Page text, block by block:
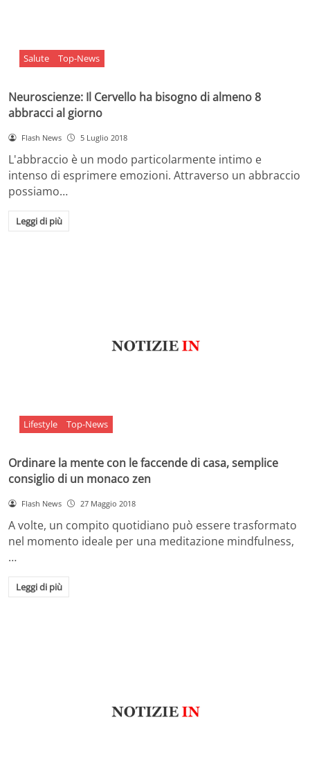
Salute Top-News
Neuroscienze: Il Cervello ha bisogno di almeno 8
abbracci al giorno
Flash News 5 Luglio 2018
L'abbraccio è un modo particolarmente intimo e
intenso di esprimere emozioni. Attraverso un abbraccio
possiamo…
Leggi di più
Lifestyle Top-News
Ordinare la mente con le faccende di casa, semplice
consiglio di un monaco zen
Flash News 27 Maggio 2018
A volte, un compito quotidiano può essere trasformato
nel momento ideale per una meditazione mindfulness,
…
Leggi di più